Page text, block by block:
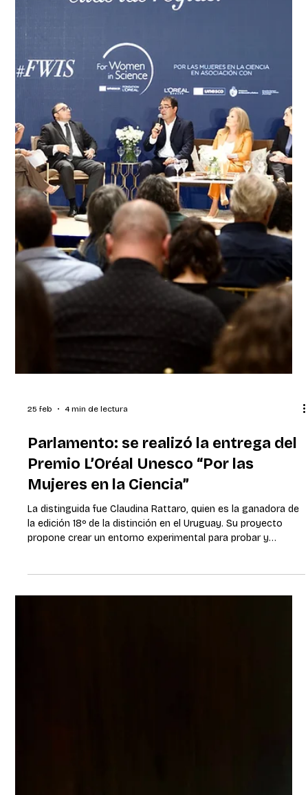
Parlamento: se realizó la entrega del
Premio L’Oréal Unesco “Por las
Mujeres en la Ciencia”
desarrollar las redes móviles del futuro, combinando